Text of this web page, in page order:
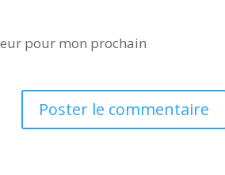
pour mon prochain